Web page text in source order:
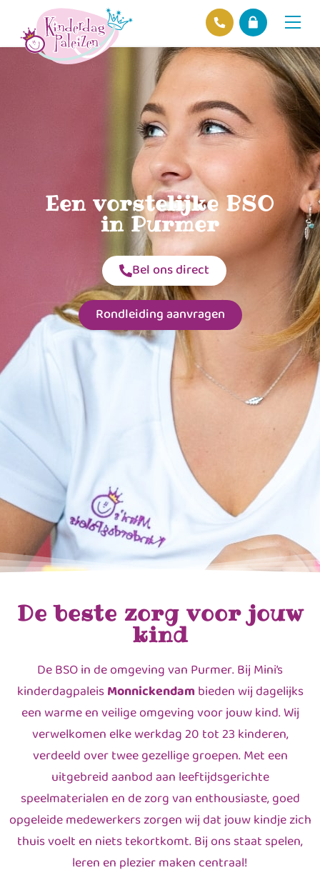
Een vorstelijke BSO
in Purmer
Bel ons direct
Rondleiding aanvragen
De beste zorg voor jouw
kind
De BSO in de omgeving van Purmer. Bij Mini’s
kinderdagpaleisMonnickendam bieden wij dagelijks
een warme en veilige omgeving voor jouw kind. Wij
verwelkomen elke werkdag 20 tot 23 kinderen,
verdeeld over twee gezellige groepen. Met een
uitgebreid aanbod aan leeftijdsgerichte
speelmaterialen en de zorg van enthousiaste, goed
opgeleide medewerkers zorgen wij dat jouw kindje zich
thuis voelt en niets tekortkomt. Bij ons staat spelen,
leren en plezier maken centraal!